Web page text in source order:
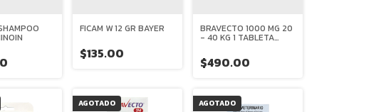
FICAM W 12 GR BAYER
$135.00
BRAVECTO 1000 MG 20
- 40 KG 1 TABLETA
$490.00
AGOTADO AGOTADO